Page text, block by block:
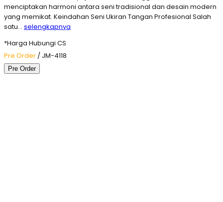
menciptakan harmoni antara seni tradisional dan desain modern
yang memikat. Keindahan Seni Ukiran Tangan Profesional Salah
satu… selengkapnya
*Harga Hubungi CS
Pre Order / JM-4118
Pre Order